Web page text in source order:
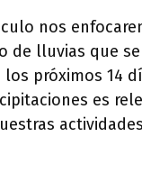
nos
de lluvias que
los próximos 14
es